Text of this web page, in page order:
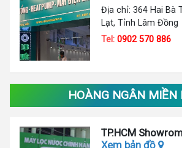
Địa chỉ: 364 Hai Bà
Lạt, Tỉnh Lâm Đồng
Tel:0902 570 886
HOÀNG NGÂN MIỀN
TP.HCM
Xem bản đồ